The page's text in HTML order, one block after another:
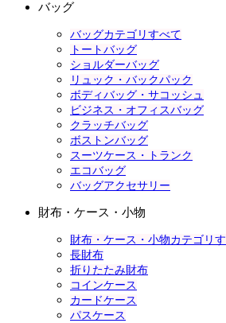
バッグ
バッグカテゴリすべて
トートバッグ
ショルダーバッグ
リュック・バックパック
ボディバッグ・サコッシュ
ビジネス・オフィスバッグ
クラッチバッグ
ボストンバッグ
スーツケース・トランク
エコバッグ
バッグアクセサリー
財布・ケース・小物
財布・ケース・小物カテゴリ
長財布
折りたたみ財布
コインケース
カードケース
パスケース